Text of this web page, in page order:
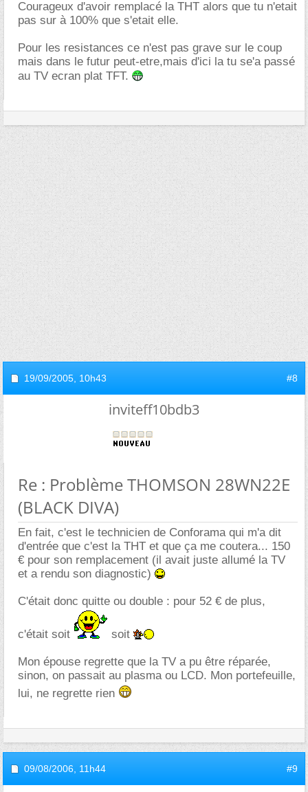
Courageux d'avoir remplacé la THT alors que tu n'etait
pas sur à 100% que s'etait elle.
Pour les resistances ce n'est pas grave sur le coup
mais dans le futur peut-etre,mais d'ici la tu se'a passé
au TV ecran plat TFT.
19/09/2005, 10h43 #8
inviteff10bdb3
Re : Problème THOMSON 28WN22E
(BLACK DIVA)
En fait, c'est le technicien de Conforama qui m'a dit
d'entrée que c'est la THT et que ça me coutera... 150
pour son remplacement (il avait juste allumé la TV
et a rendu son diagnostic)
C'était donc quitte ou double : pour 52 € de plus,
c'était soit soit
Mon épouse regrette que la TV a pu être réparée,
sinon, on passait au plasma ou LCD. Mon portefeuille,
lui, ne regrette rien
09/08/2006, 11h44 #9